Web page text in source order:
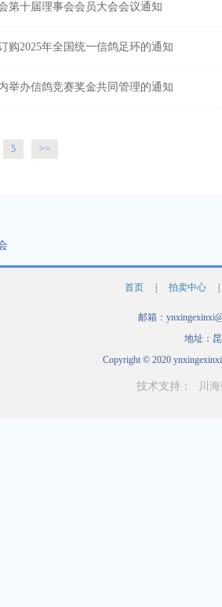
第十届理事会会员大会会议通知
购2025年全国统一信鸽足环的通知
举办信鸽竞赛奖金共同管理的通知
5 >>
首页 拍卖中心
邮箱：
地址：
Copyright © 2020
技术支持： 川